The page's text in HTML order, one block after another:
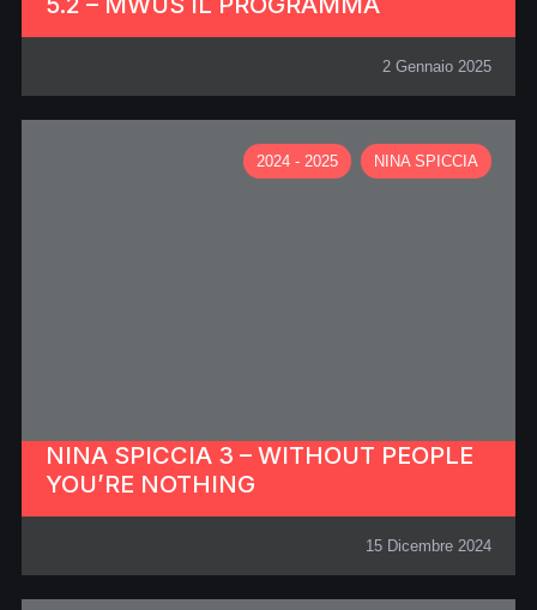
2 Gennaio 2025
2024 - 2025 NINA SPICCIA
NINA SPICCIA 3 – WITHOUT PEOPLE
YOU’RE NOTHING
15 Dicembre 2024